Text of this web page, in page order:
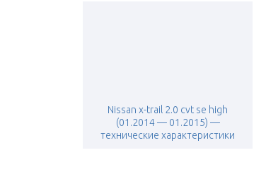
Nissan x-trail 2.0 cvt se high
(01.2014 — 01.2015) —
технические характеристики